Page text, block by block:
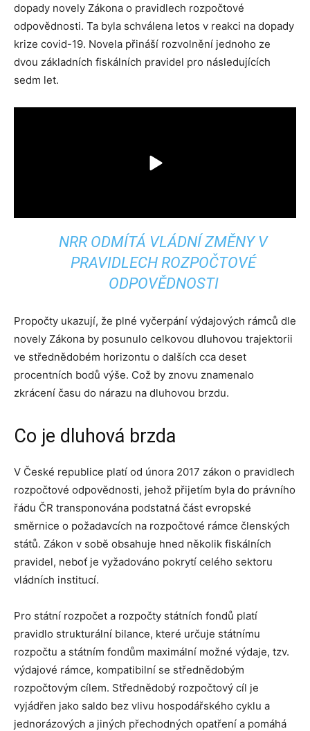
dopady novely Zákona o pravidlech rozpočtové
odpovědnosti. Ta byla schválena letos v reakci na dopady
krize covid-19. Novela přináší rozvolnění jednoho ze
dvou základních fiskálních pravidel pro následujících
sedm let.
NRR ODMÍTÁ VLÁDNÍ ZMĚNY V
PRAVIDLECH ROZPOČTOVÉ
ODPOVĚDNOSTI
Propočty ukazují, že plné vyčerpání výdajových rámců dle
novely Zákona by posunulo celkovou dluhovou trajektorii
ve střednědobém horizontu o dalších cca deset
procentních bodů výše. Což by znovu znamenalo
zkrácení času do nárazu na dluhovou brzdu.
Co je dluhová brzda
V České republice platí od února 2017 zákon o pravidlech
rozpočtové odpovědnosti, jehož přijetím byla do právního
řádu ČR transponována podstatná část evropské
směrnice o požadavcích na rozpočtové rámce členských
států. Zákon v sobě obsahuje hned několik fiskálních
pravidel, neboť je vyžadováno pokrytí celého sektoru
vládních institucí.
Pro státní rozpočet a rozpočty státních fondů platí
pravidlo strukturální bilance, které určuje státnímu
rozpočtu a státním fondům maximální možné výdaje, tzv.
výdajové rámce, kompatibilní se střednědobým
rozpočtovým cílem. Střednědobý rozpočtový cíl je
vyjádřen jako saldo bez vlivu hospodářského cyklu a
jednorázových a jiných přechodných opatření a pomáhá